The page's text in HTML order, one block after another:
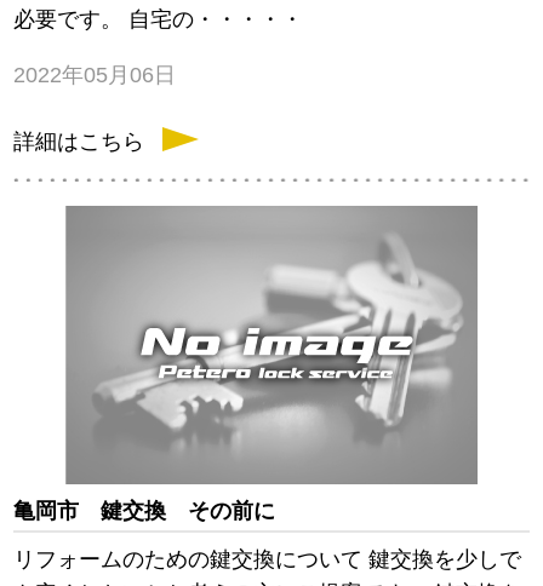
必要です。 自宅の・・・・・
2022年05月06日
詳細はこちら
亀岡市 鍵交換 その前に
リフォームのための鍵交換について 鍵交換を少しで